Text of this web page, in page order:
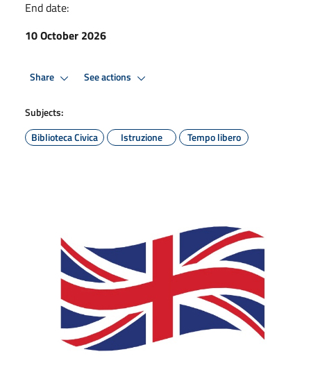
End date:
10 October 2026
Share See actions
Subjects:
Biblioteca Civica
Istruzione Tempo libero